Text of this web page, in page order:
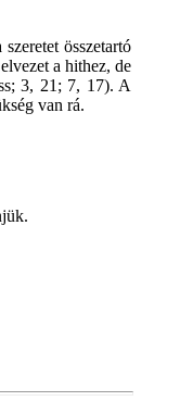
összetartó
a hithez, de
3, 21; 7, 17). A
van rá.